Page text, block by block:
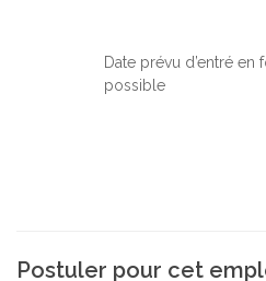
Date prévu d’entré
possible
Postuler pour cet